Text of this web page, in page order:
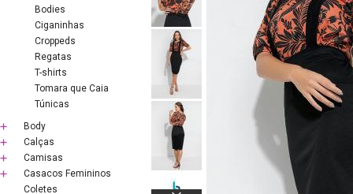
Bodies
Ciganinhas
Croppeds
Regatas
T-shirts
Tomara que Caia
Túnicas
Body
Calças
Camisas
Casacos Femininos
Coletes